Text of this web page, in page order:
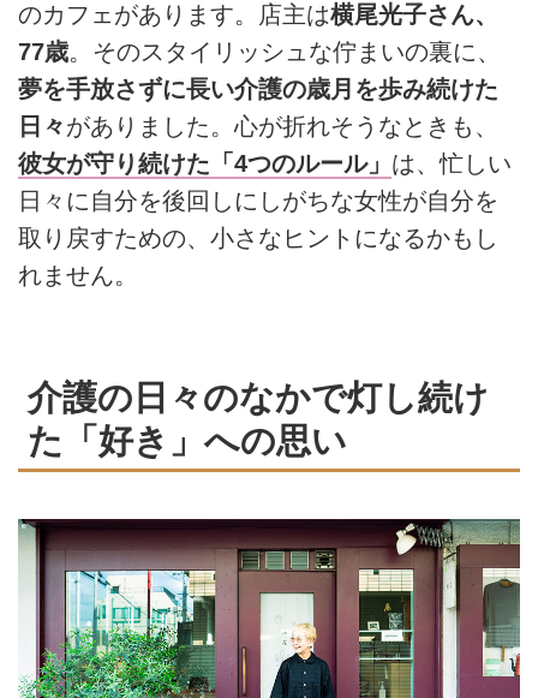
のカフェがあります。店主は横尾光子さん、
77歳。そのスタイリッシュな佇まいの裏に、
夢を手放さずに長い介護の歳月を歩み続けた
日々がありました。心が折れそうなときも、
彼女が守り続けた「4つのルール」 は、忙しい
日々に自分を後回しにしがちな女性が自分を
取り戻すための、小さなヒントになるかもし
れません。
介護の日々のなかで灯し続け
た「好き」への思い